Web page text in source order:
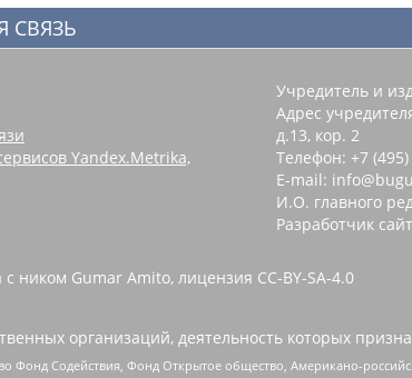
СВЯЗЬ
Yandex.Metrika,
Учредитель и
Адрес
д.13, кор. 2
Телефон: +7 (495)
E-mail:
И.О. главного
Разработчик
ником Gumar Amito, лицензия CC-BY-SA-4.0
организаций, деятельность которых
Фонд Содействия, Фонд Открытое общество, Американо-